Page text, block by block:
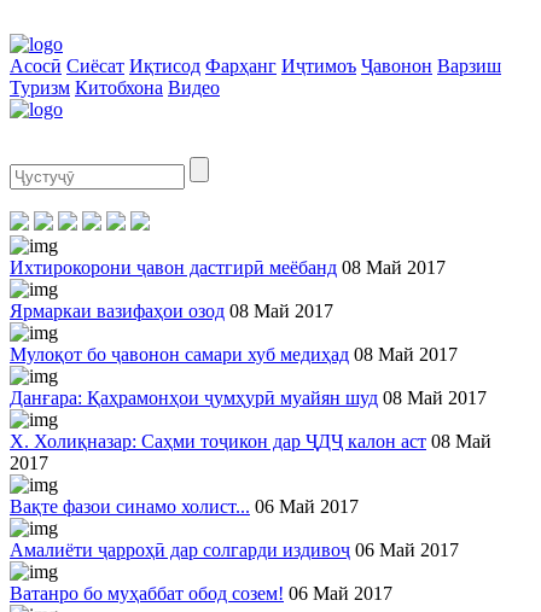
Асосӣ Сиёсат Иқтисод Фарҳанг Иҷтимоъ Ҷавонон Варзиш
Туризм Китобхона Видео
Ихтирокорони ҷавон дастгирӣ меёбанд 08 Май 2017
Ярмаркаи вазифаҳои озод 08 Май 2017
Мулоқот бо ҷавонон самари хуб медиҳад 08 Май 2017
Данғара: Қаҳрамонҳои ҷумҳурӣ муайян шуд 08 Май 2017
Х. Холиқназар: Саҳми тоҷикон дар ҶДҶ калон аст 08 Май
2017
Вақте фазои синамо холист... 06 Май 2017
Амалиёти ҷарроҳӣ дар солгарди издивоҷ 06 Май 2017
Ватанро бо муҳаббат обод созем! 06 Май 2017